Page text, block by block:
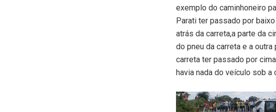
exemplo do caminhoneiro
Parati ter passado por
atrás da carreta,a parte da
do pneu da carreta e a
carreta ter passado por
havia nada do veículo sob a